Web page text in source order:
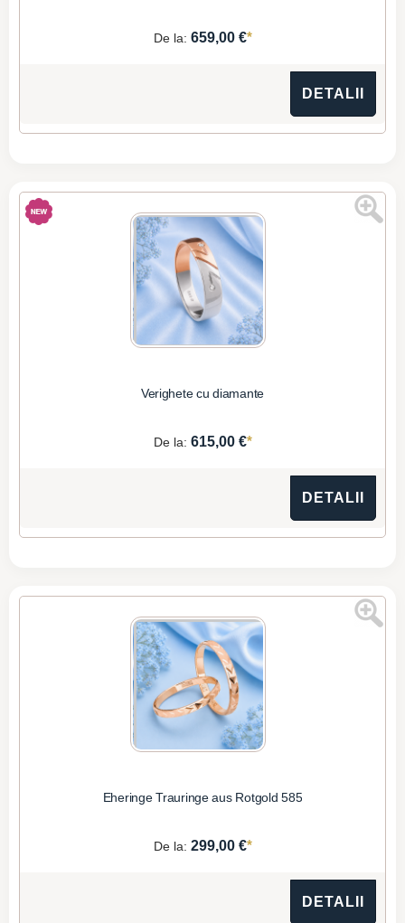
De la: 659,00 €*
DETALII
Verighete cu diamante
De la: 615,00 €*
DETALII
Eheringe Trauringe aus Rotgold 585
De la: 299,00 €*
DETALII